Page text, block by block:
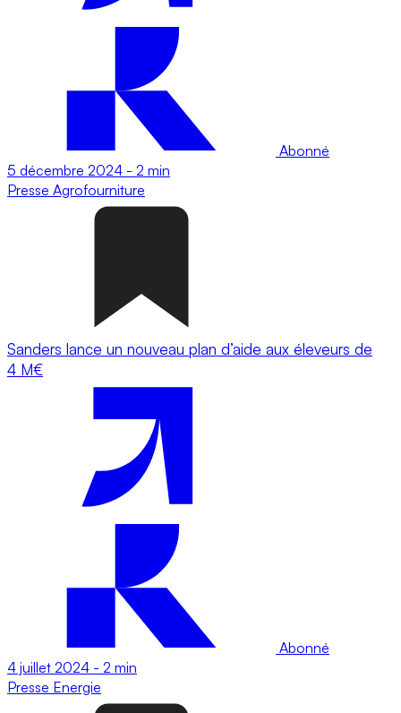
Abonné
5 décembre 2024 - 2 min
Presse Agrofourniture
Sanders lance un nouveau plan d’aide aux éleveurs de
4 M€
Abonné
4 juillet 2024 - 2 min
Presse Energie